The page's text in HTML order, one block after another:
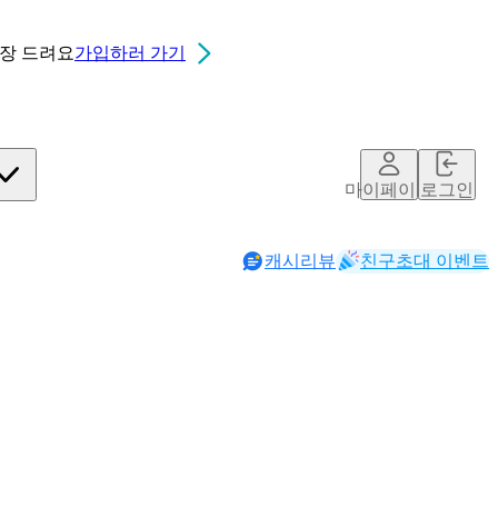
드려요가입하러 가기
마이페이지로그인
캐시리뷰 친구초대 이벤트